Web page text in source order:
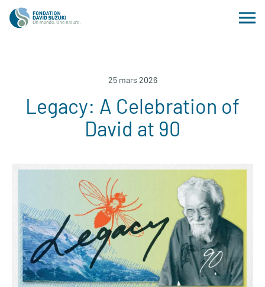
25 mars 2026
Legacy: A Celebration of
David at 90